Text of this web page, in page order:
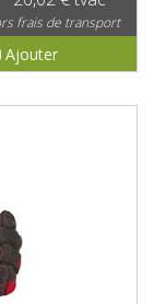
frais de transport
Ajouter